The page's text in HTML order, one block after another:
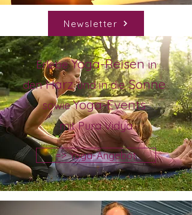
Newsletter
ErlebeYoga-Reisenin
denHarzundin dieSonne
sowieYoga-Events
mit Pura Vidya
=> Yoga-Angebot